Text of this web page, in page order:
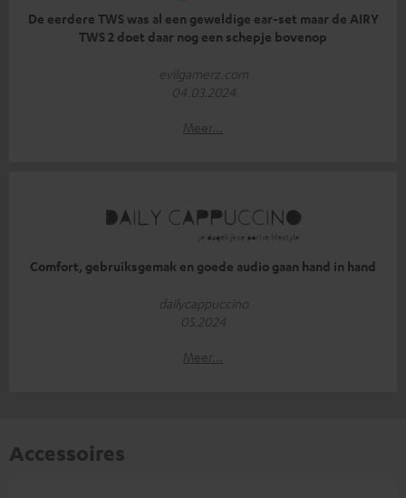
De eerdere TWS was al een geweldige ear-set maar de AIRY
TWS 2 doet daar nog een schepje bovenop
evilgamerz.com
04.03.2024
Meer...
Comfort, gebruiksgemak en goede audio gaan hand in hand
dailycappuccino
05.2024
Meer...
Accessoires